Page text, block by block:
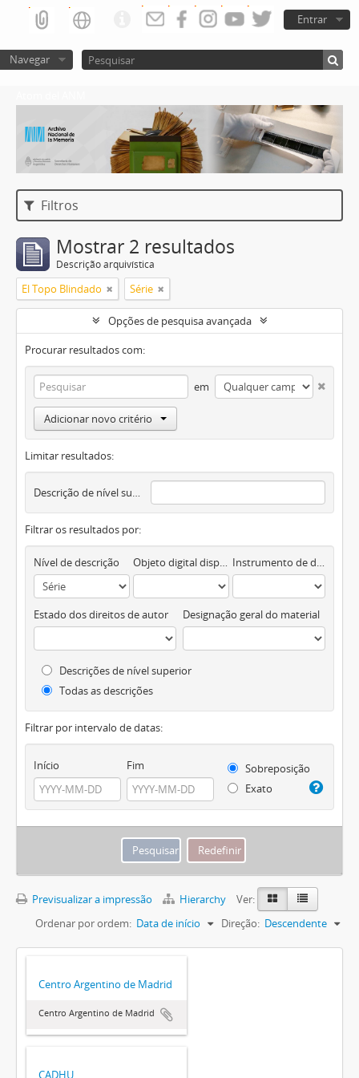
Entrar
Navegar
Filtros
Mostrar 2 resultados
Descrição arquivística
El Topo Blindado Série
Opções de pesquisa avançada
Procurar resultados com:
em
Adicionar novo critério
Limitar resultados:
Descrição de nível superior
Filtrar os resultados por:
Nível de descrição Objeto digital disponível Instrumento de descrição documental
Estado dos direitos de autor Designação geral do material
Descrições de nível superior
Todas as descrições
Filtrar por intervalo de datas:
Início Fim
Sobreposição
Exato
Previsualizar a impressão Hierarchy
Ver:
Ordenar por ordem: Data de início Direção: Descendente
Centro Argentino de Madrid
Centro Argentino de Madrid
CADHU